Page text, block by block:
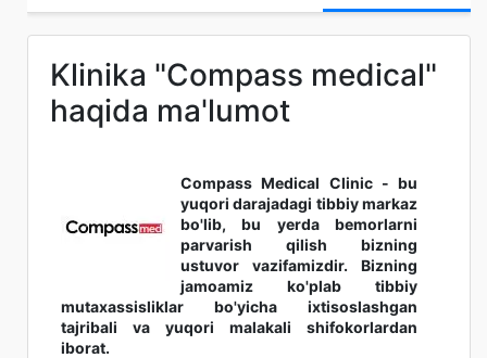
Klinika "Compass medical"
haqida ma'lumot
Compass Medical Clinic - bu
yuqori darajadagi tibbiy markaz
bo'lib, bu yerda bemorlarni
parvarish qilish bizning
ustuvor vazifamizdir. Bizning
jamoamiz ko'plab tibbiy
mutaxassisliklar bo'yicha ixtisoslashgan
tajribali va yuqori malakali shifokorlardan
iborat.